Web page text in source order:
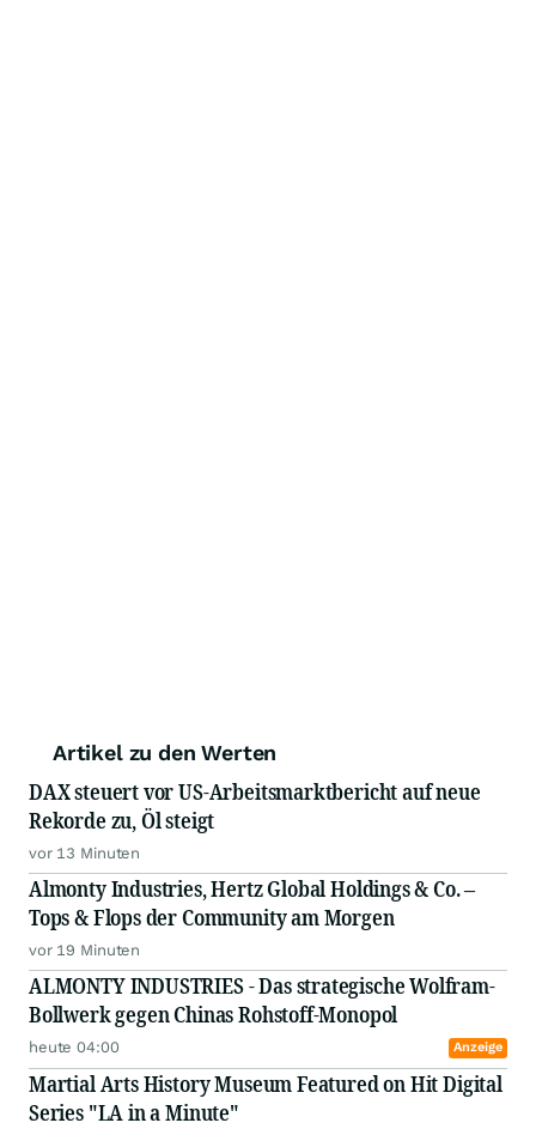
Artikel zu den Werten
DAX steuert vor US-Arbeitsmarktbericht auf neue
Rekorde zu, Öl steigt
vor 13 Minuten
Almonty Industries, Hertz Global Holdings & Co. –
Tops & Flops der Community am Morgen
vor 19 Minuten
ALMONTY INDUSTRIES - Das strategische Wolfram-
Bollwerk gegen Chinas Rohstoff-Monopol
heute 04:00 Anzeige
Martial Arts History Museum Featured on Hit Digital
Series "LA in a Minute"